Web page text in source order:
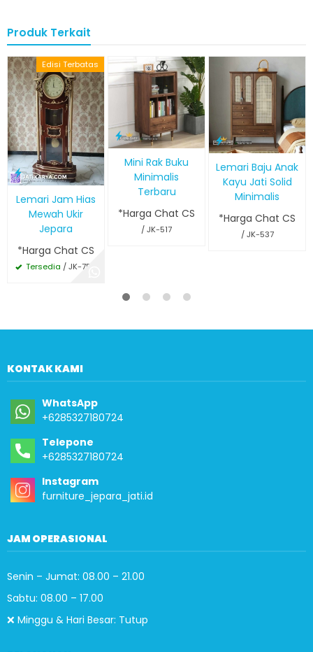
Produk Terkait
Edisi Terbatas
Lemari Jam Hias
Mewah Ukir
Jepara
*Harga Chat CS
Tersedia / JK-756
Mini Rak Buku
Minimalis
Terbaru
*Harga Chat CS
/ JK-517
Lemari Baju Anak
Kayu Jati Solid
Minimalis
*Harga Chat CS
/ JK-537
KONTAK KAMI
WhatsApp
+6285327180724
Telepone
+6285327180724
Instagram
furniture_jepara_jati.id
JAM OPERASIONAL
Senin – Jumat: 08.00 – 21.00
Sabtu: 08.00 – 17.00
❌ Minggu & Hari Besar: Tutup